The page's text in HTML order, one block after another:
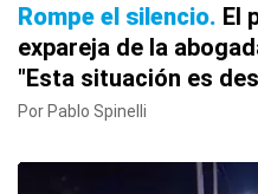
Rompe el silencio El
expareja de la
"Esta situación es
Por Pablo Spinelli